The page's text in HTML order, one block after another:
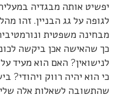
יפשיט אותה מבגדיה
לגופה על גג הבניין. זהו
מבחינה משפטית
כך שהאישה אכן ביקשה
לנישואין? האם הוא מעיד
שהתשובה לשאלות אלה